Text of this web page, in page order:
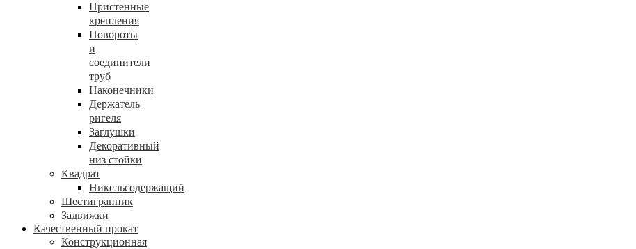
Пристенные
крепления
Повороты
и
соединители
труб
Наконечники
Держатель
ригеля
Заглушки
Декоративный
низ стойки
Квадрат
Никельсодержащий
Шестигранник
Задвижки
Качественный прокат
Конструкционная